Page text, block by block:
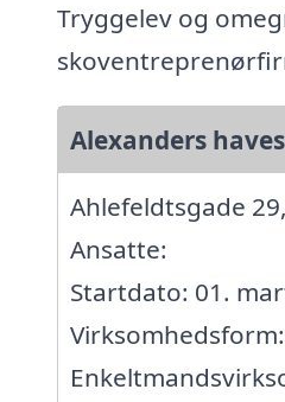
Tryggelev og
Alexanders
Ahlefeldtsgade
Ansatte:
Startdato: 01.
Virksomhedsform: